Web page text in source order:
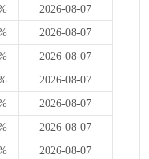
2026-08-07
2026-08-07
2026-08-07
2026-08-07
2026-08-07
2026-08-07
2026-08-07